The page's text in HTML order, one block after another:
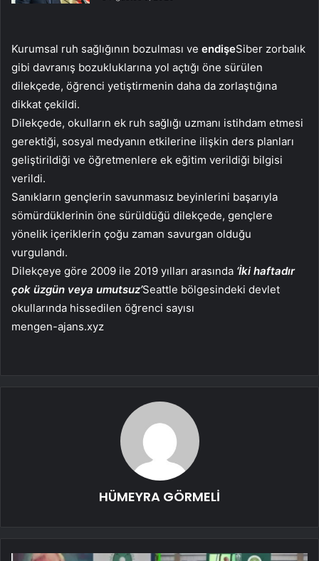
Kurumsal ruh sağlığının bozulması ve endişeSiber zorbalık
gibi davranış bozukluklarına yol açtığı öne sürülen
dilekçede, öğrenci yetiştirmenin daha da zorlaştığına
dikkat çekildi.
Dilekçede, okulların ek ruh sağlığı uzmanı istihdam etmesi
gerektiği, sosyal medyanın etkilerine ilişkin ders planları
geliştirildiği ve öğretmenlere ek eğitim verildiği bilgisi
verildi.
Sanıkların gençlerin savunmasız beyinlerini başarıyla
sömürdüklerinin öne sürüldüğü dilekçede, gençlere
yönelik içeriklerin çoğu zaman savurgan olduğu
vurgulandı.
Dilekçeye göre 2009 ile 2019 yılları arasında ‘İki haftadır
çok üzgün veya umutsuz’Seattle bölgesindeki devlet
okullarında hissedilen öğrenci sayısı
mengen-ajans.xyz
HÜMEYRA GÖRMELİ